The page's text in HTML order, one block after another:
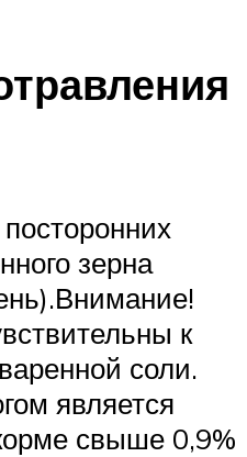
зерна
к
соли.
является
свыше 0,9%